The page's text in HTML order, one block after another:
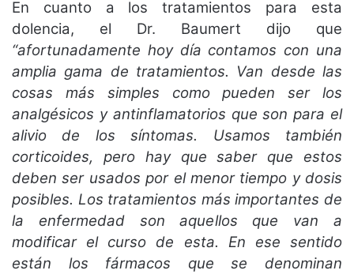
En cuanto a los tratamientos para esta
dolencia, el Dr. Baumert dijo que
“afortunadamente hoy día contamos con una
amplia gama de tratamientos. Van desde las
cosas más simples como pueden ser los
analgésicos y antinflamatorios que son para el
alivio de los síntomas. Usamos también
corticoides, pero hay que saber que estos
deben ser usados por el menor tiempo y dosis
posibles. Los tratamientos más importantes de
la enfermedad son aquellos que van a
modificar el curso de esta. En ese sentido
están los fármacos que se denominan